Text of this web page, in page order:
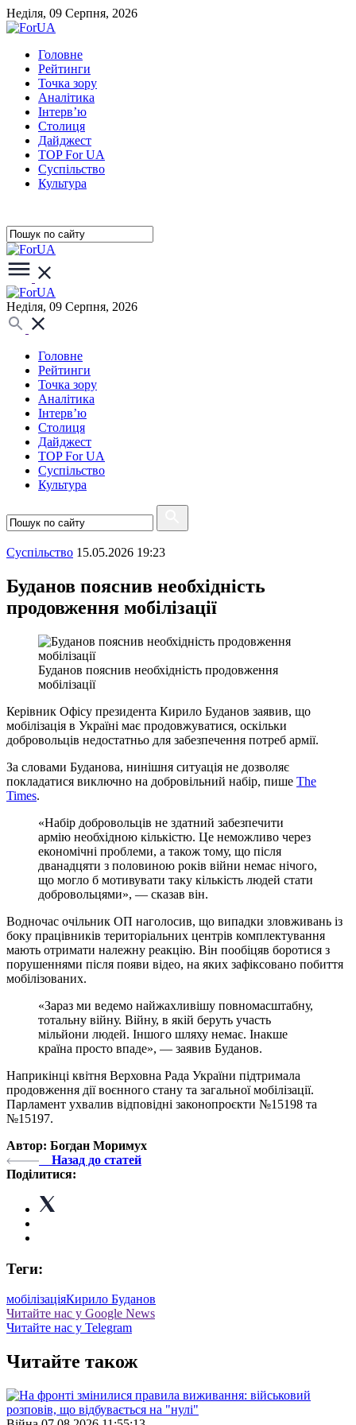
Неділя, 09 Серпня, 2026
Головне
Рейтинги
Точка зору
Аналітика
Інтерв’ю
Столиця
Дайджест
TOP For UA
Суспiльство
Культура
Неділя, 09 Серпня, 2026
Головне
Рейтинги
Точка зору
Аналітика
Інтерв’ю
Столиця
Дайджест
TOP For UA
Суспiльство
Культура
Суспiльство 15.05.2026 19:23
Буданов пояснив необхідність
продовження мобілізації
Буданов пояснив необхідність продовження
мобілізації
Керівник Офісу президента Кирило Буданов заявив, що
мобілізація в Україні має продовжуватися, оскільки
добровольців недостатньо для забезпечення потреб армії.
За словами Буданова, нинішня ситуація не дозволяє
покладатися виключно на добровільний набір, пише The
Times.
«Набір добровольців не здатний забезпечити
армію необхідною кількістю. Це неможливо через
економічні проблеми, а також тому, що після
дванадцяти з половиною років війни немає нічого,
що могло б мотивувати таку кількість людей стати
добровольцями», — сказав він.
Водночас очільник ОП наголосив, що випадки зловживань із
боку працівників територіальних центрів комплектування
мають отримати належну реакцію. Він пообіцяв боротися з
порушеннями після появи відео, на яких зафіксовано побиття
мобілізованих.
«Зараз ми ведемо найжахливішу повномасштабну,
тотальну війну. Війну, в якій беруть участь
мільйони людей. Іншого шляху немає. Інакше
країна просто впаде», — заявив Буданов.
Наприкінці квітня Верховна Рада України підтримала
продовження дії воєнного стану та загальної мобілізації.
Парламент ухвалив відповідні законопроєкти №15198 та
№15197.
Автор: Богдан Моримух
Назад до статей
Поділитися:
Теги:
мобілізаціяКирило Буданов
Читайте нас у Google News
Читайте нас у Telegram
Читайте також